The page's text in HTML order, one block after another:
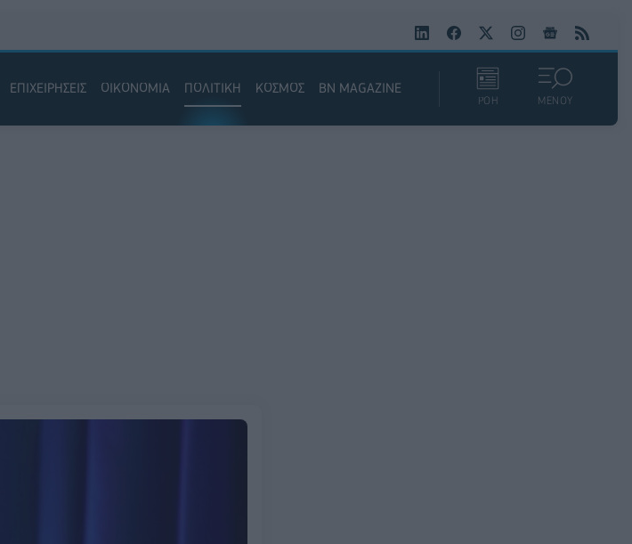
ΕΠΙΧΕΙΡΗΣΕΙΣ ΟΙΚΟΝΟΜΙΑ ΠΟΛΙΤΙΚΗ ΚΟΣΜΟΣ BN MAGAZINE
ΡΟΗ ΜΕΝΟΥ